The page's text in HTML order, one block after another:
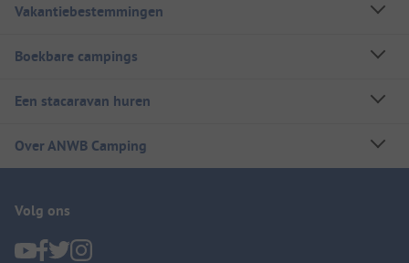
Vakantiebestemmingen
Boekbare campings
Een stacaravan huren
Over ANWB Camping
Volg ons